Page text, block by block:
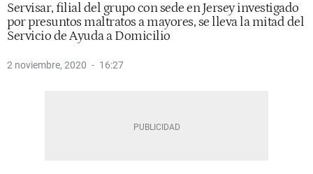
Servisar, filial del grupo con sede en Jersey investigado
por presuntos maltratos a mayores, se lleva la mitad del
Servicio de Ayuda a Domicilio
2 noviembre, 2020 16:27